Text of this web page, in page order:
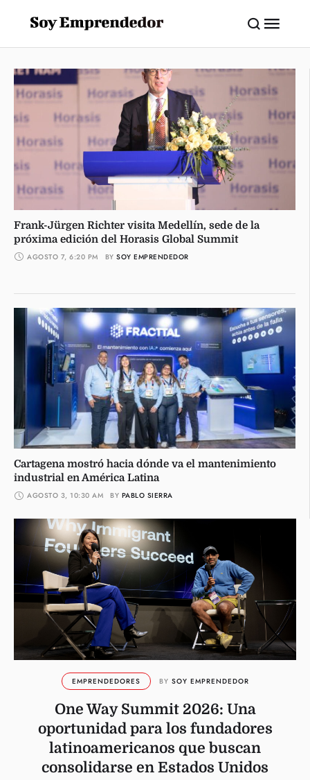
Frank-Jürgen Richter visita Medellín, sede de la
próxima edición del Horasis Global Summit
AGOSTO 7, 6:20 PM BY SOY EMPRENDEDOR
Cartagena mostró hacia dónde va el mantenimiento
industrial en América Latina
AGOSTO 3, 10:30 AM BY PABLO SIERRA
EMPRENDEDORES BY SOY EMPRENDEDOR
One Way Summit 2026: Una
oportunidad para los fundadores
latinoamericanos que buscan
consolidarse en Estados Unidos